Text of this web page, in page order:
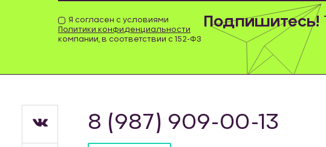
Я согласен с условиями
Политики конфиденциальности
компании, в соответствии с 152-ФЗ
Подпишитесь!
8 (987) 909-00-13